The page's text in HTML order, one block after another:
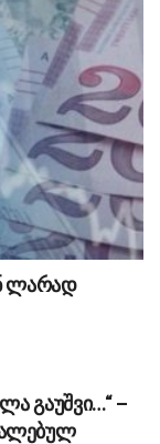
ლარად
გაუშვი…“ –